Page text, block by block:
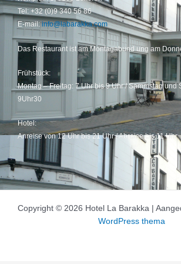
Tel: +32 (0)9 340 56 86
E-mail:info@labarakka.com
Das Restaurant ist am Montagabund ung am
Frühstück:
Montag – Freitag: 7 Uhr bis 9 Uhr / Sammstag und
9Uhr30
Hotel:
Anreise von 12 Uhr bis 21 Uhr / Abreise bis 11 Uhr
Copyright © 2026 Hotel La Barakka |
WordPress thema